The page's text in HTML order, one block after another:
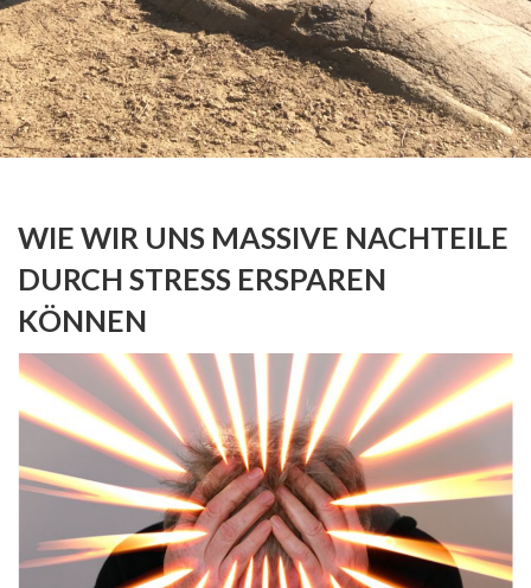
WIE WIR UNS MASSIVE NACHTEILE
DURCH STRESS ERSPAREN
KÖNNEN